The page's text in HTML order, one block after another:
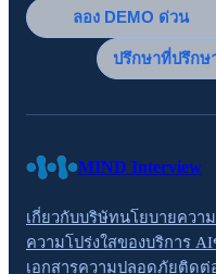
ลอง DEMO ด่วน
ปรึกษาที่ปรึกษ
MIND Interview
เกี่ยวกับบริษัทนโยบายควา
ความโปร่งใสของบริการ AI
เอกสารความปลอดภัยติดต่